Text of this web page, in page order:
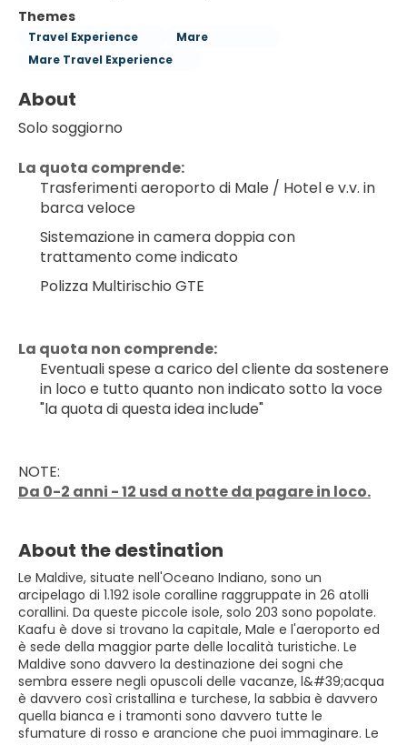
Themes
Travel Experience
Mare
Mare Travel Experience
About
Solo soggiorno
La quota comprende:
Trasferimenti aeroporto di Male / Hotel e v.v. in
barca veloce
Sistemazione in camera doppia con
trattamento come indicato
Polizza Multirischio GTE
La quota non comprende:
Eventuali spese a carico del cliente da sostenere
in loco e tutto quanto non indicato sotto la voce
"la quota di questa idea include"
NOTE:
Da 0-2 anni - 12 usd a notte da pagare in loco.
About the destination
Le Maldive, situate nell'Oceano Indiano, sono un
arcipelago di 1.192 isole coralline raggruppate in 26 atolli
corallini. Da queste piccole isole, solo 203 sono popolate.
Kaafu è dove si trovano la capitale, Male e l'aeroporto ed
è sede della maggior parte delle località turistiche. Le
Maldive sono davvero la destinazione dei sogni che
sembra essere negli opuscoli delle vacanze, l&#39;acqua
è davvero così cristallina e turchese, la sabbia è davvero
quella bianca e i tramonti sono davvero tutte le
sfumature di rosso e arancione che puoi immaginare. Le